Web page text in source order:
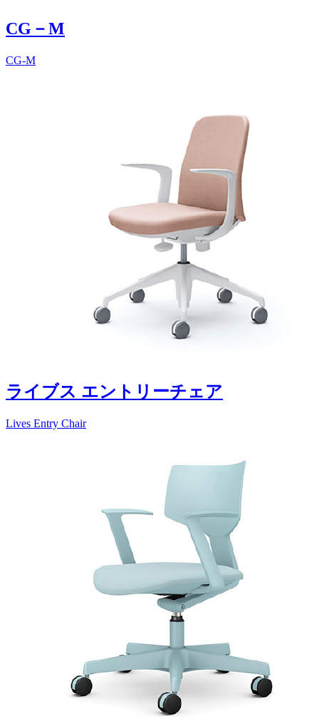
CG－M
CG-M
ライブス エントリーチェア
Lives Entry Chair